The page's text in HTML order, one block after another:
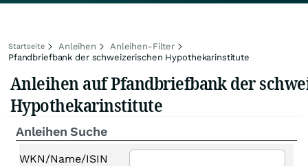
Startseite Anleihen
Anleihen-Filter
Pfandbriefbank der schweizerischen Hypothekarinstitute
Anleihen auf Pfandbriefbank der
Hypothekarinstitute
Anleihen Suche
WKN/Name/ISIN